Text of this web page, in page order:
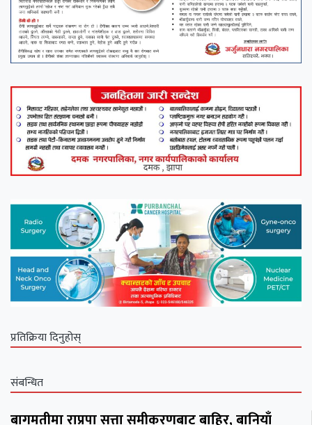
प्रतिक्रिया दिनुहोस्
संबन्धित